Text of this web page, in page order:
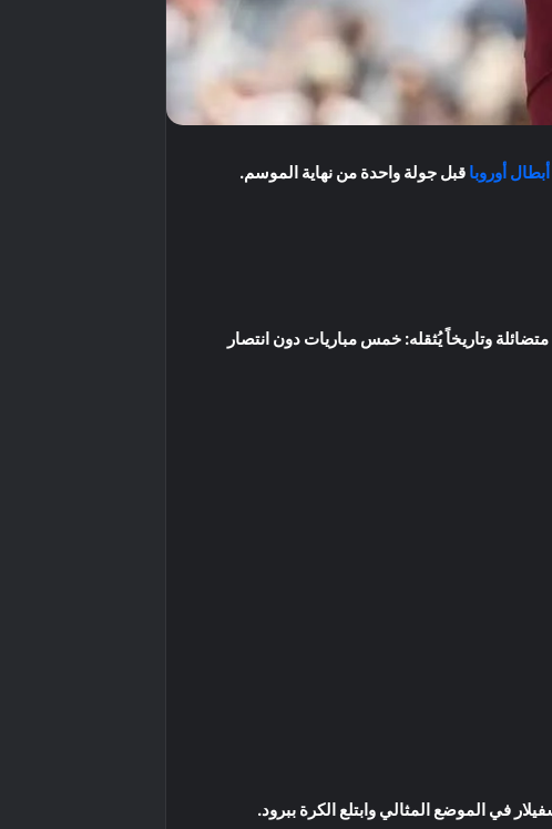
أوروبا قبل جولة واحدة من نهاية الموسم.
متضائلة وتاريخاً يُثقله: خمس مباريات دون انتصار
في الموضع المثالي وابتلع الكرة ببرود.